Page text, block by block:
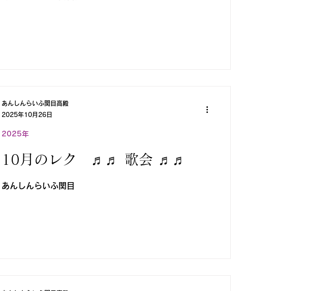
10月のレク ♬♬ 歌会 ♬♬
あんしんらいふ関目
2025年
あんしんらいふ関目高殿
2025年10月26日